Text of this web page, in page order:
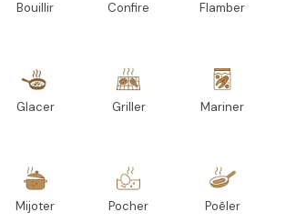
Bouillir Confire Flamber
Glacer Griller Mariner
Mijoter Pocher Poêler